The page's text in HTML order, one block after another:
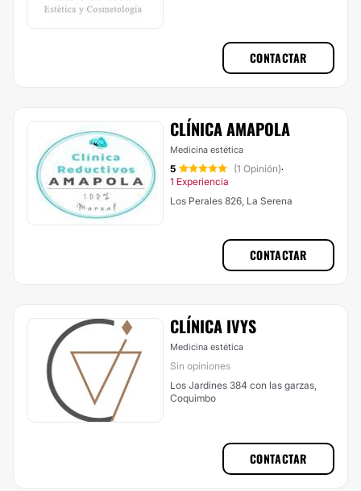
CONTACTAR
CLÍNICA AMAPOLA
Medicina estética
5 (1 Opinión)·
1 Experiencia
Los Perales 826, La Serena
CONTACTAR
CLÍNICA IVYS
Medicina estética
Sin opiniones
Los Jardines 384 con las garzas,
Coquimbo
CONTACTAR